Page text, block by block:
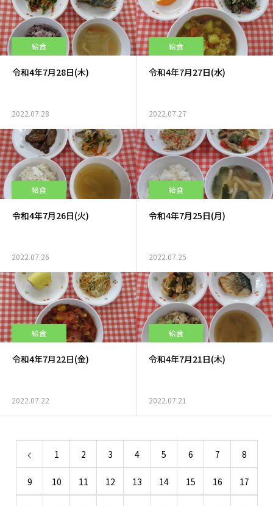
給食
令和4年7月28日(木)
2022.07.28
給食
令和4年7月27日(水)
2022.07.27
給食
令和4年7月26日(火)
2022.07.26
給食
令和4年7月25日(月)
2022.07.25
給食
令和4年7月22日(金)
2022.07.22
給食
令和4年7月21日(木)
2022.07.21
1 2 3 4 5 6 7 8
9 10 11 12 13 14 15 16 17